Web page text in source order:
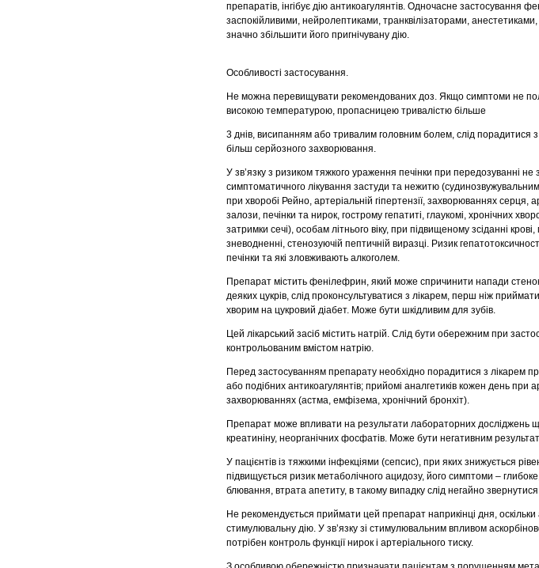
препаратів, інгібує дію антикоагулянтів. Одночасне застосування
заспокійливими, нейролептиками, транквілізаторами,
значно збільшити його пригнічувану дію.
Особливості застосування.
Не можна перевищувати рекомендованих доз. Якщо симптоми не
високою температурою, пропасницею тривалістю більше
3 днів, висипанням або тривалим головним болем, слід порадитися
більш серйозного захворювання.
У зв’язку з ризиком тяжкого ураження печінки при передозуванні
симптоматичного лікування застуди та нежитю
при хворобі Рейно, артеріальній гіпертензії, захворюваннях серця,
залози, печінки та нирок, гострому гепатиті, глаукомі, хронічних
затримки сечі), особам літнього віку, при підвищеному зсіданні
зневодненні, стенозуючій пептичній виразці. Ризик
печінки та які зловживають алкоголем.
Препарат містить фенілефрин, який може спричинити напади
деяких цукрів, слід проконсультуватися з лікарем, перш ніж
хворим на цукровий діабет. Може бути шкідливим для зубів.
Цей лікарський засіб містить натрій. Слід бути обережним при
контрольованим вмістом натрію.
Перед застосуванням препарату необхідно порадитися з лікарем
або подібних антикоагулянтів; прийомі аналгетиків кожен день при
захворюваннях (астма, емфізема, хронічний бронхіт).
Препарат може впливати на результати лабораторних досліджень
креатиніну, неорганічних фосфатів. Може бути негативним
У пацієнтів із тяжкими інфекціями (сепсис), при яких знижується
підвищується ризик метаболічного ацидозу, його симптоми –
блювання, втрата апетиту, в такому випадку слід негайно
Не рекомендується приймати цей препарат наприкінці дня,
стимулювальну дію. У зв’язку зі стимулювальним впливом
потрібен контроль функції нирок і артеріального тиску.